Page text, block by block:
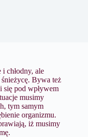
chłodny, ale
Bywa też
się pod wpływem
musimy
tym samym
organizmu.
iż musimy